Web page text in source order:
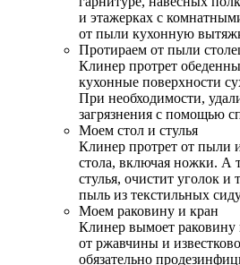
и этажерках с
от пыли кухонную
Протираем от пыли
Клинер протрет
кухонные поверхности
При необходимости,
загрязнения с помощью
Моем стол и стулья
Клинер протрет от пыли
стола, включая ножки. А
стулья, очистит уголок и
пыль из текстильных
Моем раковину и кран
Клинер вымоет раковину
от ржавчины и
обязательно